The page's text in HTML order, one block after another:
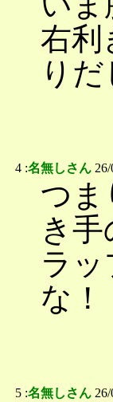
右利
り
4 :名無しさん
つま
き
ラ
な！
5 :名無しさん